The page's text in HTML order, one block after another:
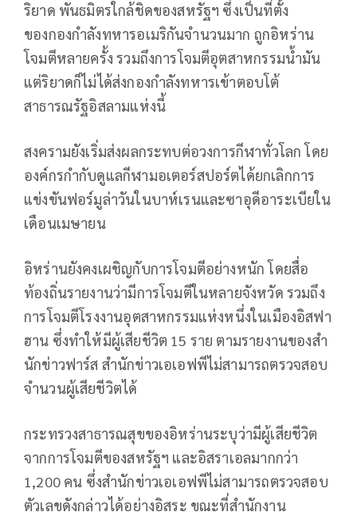
ริยาด พันธมิตรใกล้ชิดของสหรัฐฯ ซึ่งเป็นที่ตั้ง
ของกองกำลังทหารอเมริกันจำนวนมาก ถูกอิหร่าน
โจมตีหลายครั้ง รวมถึงการโจมตีอุตสาหกรรมน้ำมัน
แต่ริยาดก็ไม่ได้ส่งกองกำลังทหารเข้าตอบโต้
สาธารณรัฐอิสลามแห่งนี้
สงครามยังเริ่มส่งผลกระทบต่อวงการกีฬาทั่วโลก โดย
องค์กรกำกับดูแลกีฬามอเตอร์สปอร์ตได้ยกเลิกการ
แข่งขันฟอร์มูล่าวันในบาห์เรนและซาอุดีอาระเบียใน
เดือนเมษายน
อิหร่านยังคงเผชิญกับการโจมตีอย่างหนัก โดยสื่อ
ท้องถิ่นรายงานว่ามีการโจมตีในหลายจังหวัด รวมถึง
การโจมตีโรงงานอุตสาหกรรมแห่งหนึ่งในเมืองอิสฟา
ฮาน ซึ่งทำให้มีผู้เสียชีวิต 15 ราย ตามรายงานของสำ
นักข่าวฟาร์ส สำนักข่าวเอเอฟพีไม่สามารถตรวจสอบ
จำนวนผู้เสียชีวิตได้
กระทรวงสาธารณสุขของอิหร่านระบุว่ามีผู้เสียชีวิต
จากการโจมตีของสหรัฐฯ และอิสราเอลมากกว่า
1,200 คน ซึ่งสำนักข่าวเอเอฟพีไม่สามารถตรวจสอบ
ตัวเลขดังกล่าวได้อย่างอิสระ ขณะที่สำนักงาน